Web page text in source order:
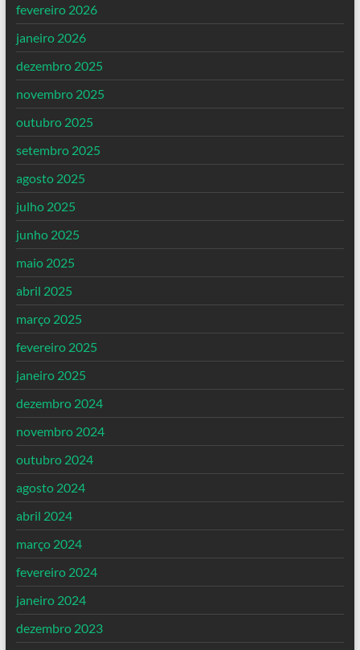
fevereiro 2026
janeiro 2026
dezembro 2025
novembro 2025
outubro 2025
setembro 2025
agosto 2025
julho 2025
junho 2025
maio 2025
abril 2025
março 2025
fevereiro 2025
janeiro 2025
dezembro 2024
novembro 2024
outubro 2024
agosto 2024
abril 2024
março 2024
fevereiro 2024
janeiro 2024
dezembro 2023